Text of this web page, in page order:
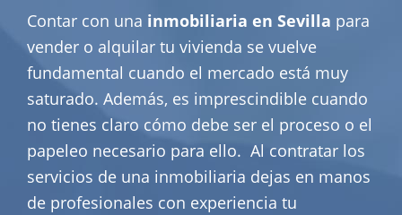
Contar con una inmobiliaria en Sevilla para
vender o alquilar tu vivienda se vuelve
fundamental cuando el mercado está muy
saturado. Además, es imprescindible cuando
no tienes claro cómo debe ser el proceso o el
papeleo necesario para ello. Al contratar los
servicios de una inmobiliaria dejas en manos
de profesionales con experiencia tu